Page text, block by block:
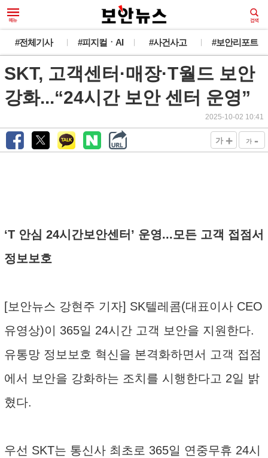
#전체기사 #피지컬ㆍAI #사건사고 #보안리포트
SKT, 고객센터·매장·T월드 보안
강화...“24시간 보안 센터 운영”
2025-10-02 10:41
가 + 가 -
‘T 안심 24시간보안센터’ 운영...모든 고객 접점서
정보보호
[보안뉴스 강현주 기자] SK텔레콤(대표이사 CEO
유영상)이 365일 24시간 고객 보안을 지원한다.
유통망 정보보호 혁신을 본격화하면서 고객 접점
에서 보안을 강화하는 조치를 시행한다고 2일 밝
혔다.
우선 SKT는 통신사 최초로 365일 연중무휴 24시